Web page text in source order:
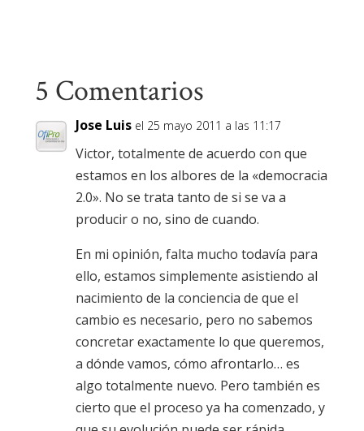
5 Comentarios
Jose Luis el 25 mayo 2011 a las 11:17
Victor, totalmente de acuerdo con que
estamos en los albores de la «democracia
2.0». No se trata tanto de si se va a
producir o no, sino de cuando.
En mi opinión, falta mucho todavía para
ello, estamos simplemente asistiendo al
nacimiento de la conciencia de que el
cambio es necesario, pero no sabemos
concretar exactamente lo que queremos,
a dónde vamos, cómo afrontarlo… es
algo totalmente nuevo. Pero también es
cierto que el proceso ya ha comenzado, y